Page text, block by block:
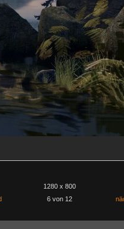
1280 x 800
6 von 12